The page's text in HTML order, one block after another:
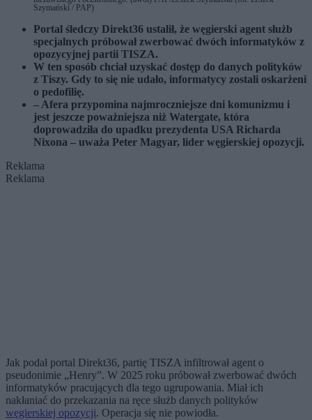
Szymański / PAP)
Portal śledczy Direkt36 ustalił, że węgierski agent służb
specjalnych próbował zwerbować dwóch informatyków z
opozycyjnej partii TISZA.
W ten sposób chciał uzyskać dostęp do danych polityków
z Tiszy. Gdy to się nie udało, informatycy zostali oskarżeni
o pedofilię.
– Afera przypomina najmroczniejsze dni komunizmu i
jest jeszcze poważniejsza niż Watergate, która
doprowadziła do upadku prezydenta USA Richarda
Nixona – uważa Peter Magyar, lider węgierskiej opozycji.
Reklama
Reklama
Jak podał portal Direkt36, partię TISZA infiltrował agent o
pseudonimie „Henry”. W 2025 roku próbował zwerbować dwóch
informatyków pracujących dla tego ugrupowania. Miał ich
nakłaniać do przekazania na ręce służb danych polityków
węgierskiej opozycji. Operacja się nie powiodła.